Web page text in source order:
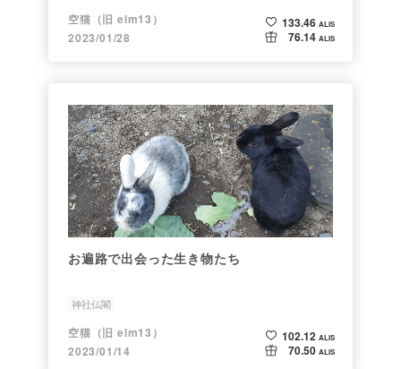
空猫（旧 elm13）
2023/01/28
133.46 ALIS
76.14 ALIS
お遍路で出会った生き物たち
神社仏閣
空猫（旧 elm13）
2023/01/14
102.12 ALIS
70.50 ALIS